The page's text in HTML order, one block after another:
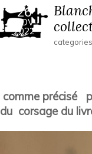
26
NOV
2022
comme précisé
du corsage du